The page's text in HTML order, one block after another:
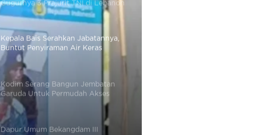
Gugurnya 3 Prajurit TNI di Lebanon
Kepala Bais Serahkan Jabatannya,
Buntut Penyiraman Air Keras
Aktivis Kontras
Kodim Serang Bangun Jembatan
Garuda Untuk Permudah Akses
Warga di Baros
Dapur Umum Bekangdam III